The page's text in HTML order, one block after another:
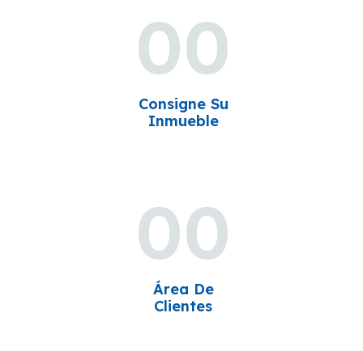
00
Consigne Su
Inmueble
00
Área De
Clientes